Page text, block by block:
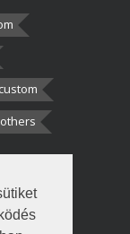
custom
fél autót,